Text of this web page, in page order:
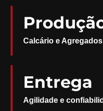
Calcário e Agregados
Entrega
Agilidade e